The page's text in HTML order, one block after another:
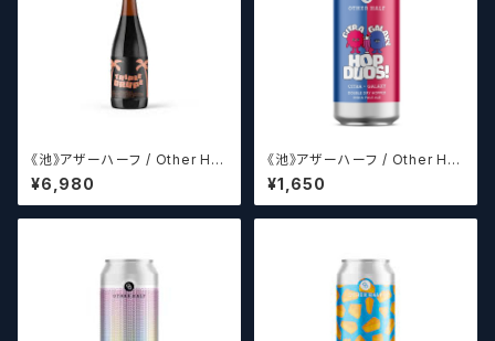
《池》アザーハーフ / Other Hal
f Brewing Triple Drupe【ク
ラフトビールシザーズ】
¥6,980
《池》アザーハーフ / Other Hal
f Brewing Hop Duos! - Citr
a + Galaxy 【クラフトビールシ
ザーズ】
¥1,650